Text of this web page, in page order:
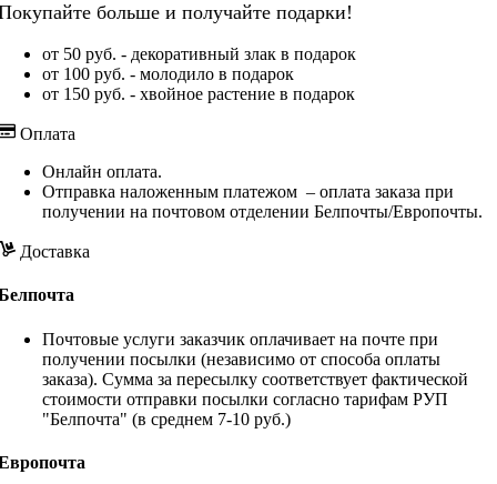
больше и получайте подарки!
от 50 руб. - декоративный злак в подарок
от 100 руб. - молодило в подарок
от 150 руб. - хвойное растение в подарок
Оплата
Онлайн оплата.
Отправка наложенным платежом – оплата заказа при
получении на почтовом отделении Белпочты/Европочты.
Доставка
Почтовые услуги заказчик оплачивает на почте при
получении посылки (независимо от способа оплаты
заказа). Сумма за пересылку соответствует фактической
стоимости отправки посылки согласно тарифам РУП
"Белпочта" (в среднем 7-10 руб.)